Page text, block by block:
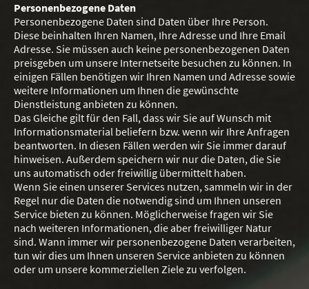
Personenbezogene Daten
Personenbezogene Daten sind Daten über Ihre Person.
Diese beinhalten Ihren Namen, Ihre Adresse und Ihre Email
Adresse. Sie müssen auch keine personenbezogenen Daten
preisgeben um unsere Internetseite besuchen zu können. In
einigen Fällen benötigen wir Ihren Namen und Adresse sowie
weitere Informationen um Ihnen die gewünschte
Dienstleistung anbieten zu können.
Das Gleiche gilt für den Fall, dass wir Sie auf Wunsch mit
Informationsmaterial beliefern bzw. wenn wir Ihre Anfragen
beantworten. In diesen Fällen werden wir Sie immer darauf
hinweisen. Außerdem speichern wir nur die Daten, die Sie
uns automatisch oder freiwillig übermittelt haben.
Wenn Sie einen unserer Services nutzen, sammeln wir in der
Regel nur die Daten die notwendig sind um Ihnen unseren
Service bieten zu können. Möglicherweise fragen wir Sie
nach weiteren Informationen, die aber freiwilliger Natur
sind. Wann immer wir personenbezogene Daten verarbeiten,
tun wir dies um Ihnen unseren Service anbieten zu können
oder um unsere kommerziellen Ziele zu verfolgen.